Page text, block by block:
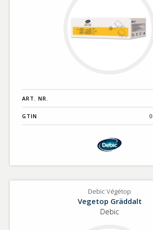
ART. NR.
GTIN
Debic Végétop
Vegetop Gräddalt
Debic